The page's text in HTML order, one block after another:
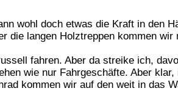
wohl doch etwas die Kraft in den
die langen Holztreppen kommen
fahren. Aber da streike ich,
wie nur Fahrgeschäfte. Aber
kommen wir auf den weit in das